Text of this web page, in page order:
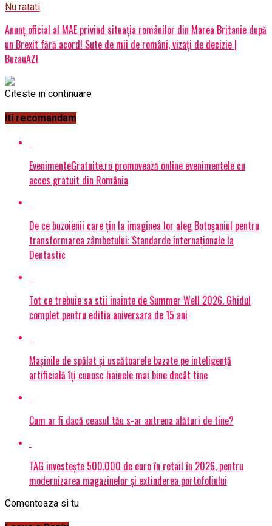
Nu ratati
Anunț oficial al MAE privind situația românilor din Marea Britanie după
un Brexit fără acord! Sute de mii de români, vizați de decizie |
BuzauAZI
Citeste in continuare
Iti recomandam
EvenimenteGratuite.ro promovează online evenimentele cu
acces gratuit din România
De ce buzoienii care țin la imaginea lor aleg Botoșaniul pentru
transformarea zâmbetului: Standarde internaționale la
Dentastic
Tot ce trebuie sa stii inainte de Summer Well 2026. Ghidul
complet pentru editia aniversara de 15 ani
Mașinile de spălat și uscătoarele bazate pe inteligență
artificială îți cunosc hainele mai bine decât tine
Cum ar fi dacă ceasul tău s-ar antrena alături de tine?
TAG investește 500.000 de euro în retail în 2026, pentru
modernizarea magazinelor și extinderea portofoliului
Comenteaza si tu